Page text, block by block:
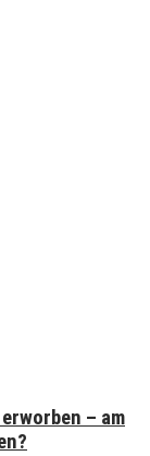
– am